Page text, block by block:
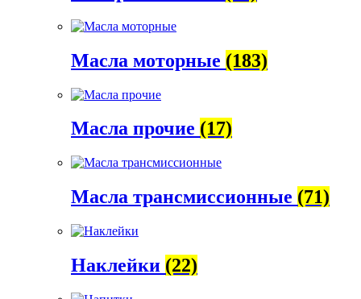
Масла моторные (183)
Масла прочие (17)
Масла трансмиссионные (71)
Наклейки (22)